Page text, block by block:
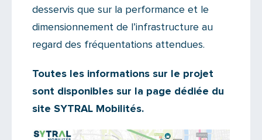
desservis que sur la performance et le
dimensionnement de l’infrastructure au
regard des fréquentations attendues.
Toutes les informations sur le projet
sont disponibles sur la page dédiée du
site SYTRAL Mobilités.